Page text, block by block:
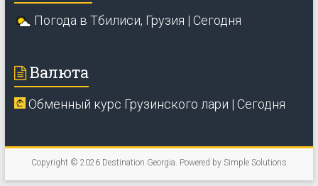
Погода в Тбилиси, Грузия | Сегодня
Валюта
Обменный курс Грузинского лари | Сегодня
Copyright © 2026 Destination Georgia. Powered by Simple Solutions